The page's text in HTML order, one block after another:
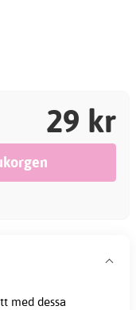
29 kr
med dessa